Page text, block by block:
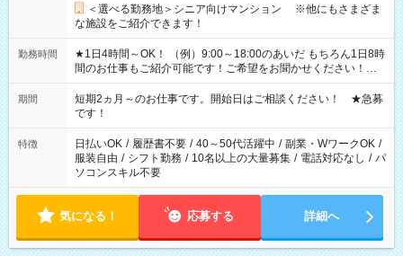
＜選べる勤務地＞シニア向けマンション ※他にもさまざま
な施設をご紹介できます！
勤務時間
★1日4時間～OK！ （例）9:00～18:00のあいだ もちろん1日8時
間のお仕事もご紹介可能です！ご希望をお聞かせください！★
家庭の都合でお休みが必要な場合も遠慮なくご相談ください。
※週最低15時間以上の勤務が必要です
期間
短期2ヵ月～のお仕事です。開始日はご相談ください！ ★急募
です！
特徴 日払いOK / 履歴書不要 / 40～50代活躍中 / 副業・WワークOK /
服装自由 / シフト勤務 / 10名以上の大量募集 / 電話対応なし / パ
ソコンスキル不要
気になる！ 応募する 詳細へ